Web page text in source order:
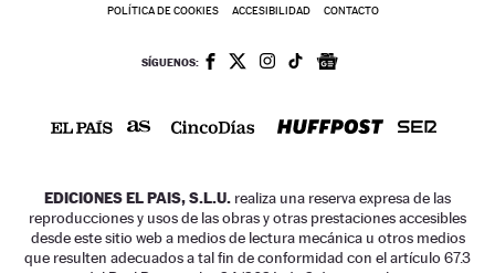
POLÍTICA DE COOKIES ACCESIBILIDAD CONTACTO
SÍGUENOS:
EDICIONES EL PAIS, S.L.U. realiza una reserva expresa de las
reproducciones y usos de las obras y otras prestaciones accesibles
desde este sitio web a medios de lectura mecánica u otros medios
que resulten adecuados a tal fin de conformidad con el artículo 67.3